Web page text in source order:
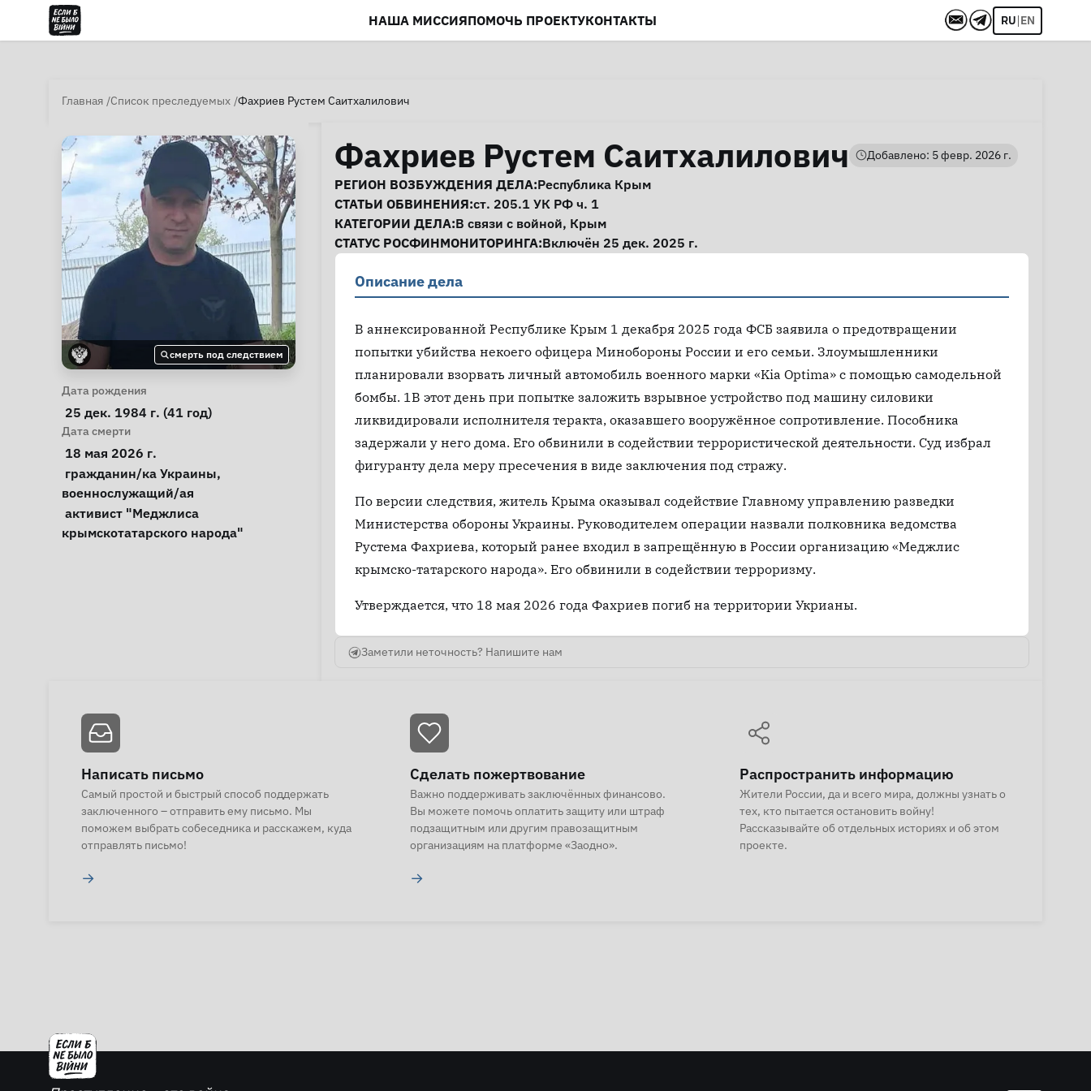
НАША МИССИЯПОМОЧЬ ПРОЕКТУКОНТАКТЫ RU|EN
Главная Список преследуемых Фахриев Рустем Саитхалилович
смерть под следствием
Личная информация
Дата рождения
25 дек. 1984 г. (41 год)
Дата смерти
18 мая 2026 г.
Особые обстоятельства
гражданин/ка Украины
военнослужащий/ая
Примечания
крымскотатарского народа"
Фахриев Рустем Саитхалилович Добавлено: 5 февр. 2026 г.
Информация о деле
РЕГИОН ВОЗБУЖДЕНИЯ ДЕЛА:Республика Крым
СТАТЬИ ОБВИНЕНИЯ:ст. 205.1 УК РФ ч. 1
КАТЕГОРИИ ДЕЛА:В связи с войной, Крым
СТАТУС РОСФИНМОНИТОРИНГА:Включён 25 дек. 2025 г.
Описание дела
В аннексированной Республике Крым 1 декабря 2025 года ФСБ заявила о предотвращении
попытки убийства некоего офицера Минобороны России и его семьи. Злоумышленники
планировали взорвать личный автомобиль военного марки «Kia Optima» с помощью самодельной
бомбы. 1В этот день при попытке заложить взрывное устройство под машину силовики
ликвидировали исполнителя теракта, оказавшего вооружённое сопротивление. Пособника
задержали у него дома. Его обвинили в содействии террористической деятельности. Суд избрал
фигуранту дела меру пресечения в виде заключения под стражу.
По версии следствия, житель Крыма оказывал содействие Главному управлению разведки
Министерства обороны Украины. Руководителем операции назвали полковника ведомства
Рустема Фахриева, который ранее входил в запрещённую в России организацию «Меджлис
крымско-татарского народа». Его обвинили в содействии терроризму.
Утверждается, что 18 мая 2026 года Фахриев погиб на территории Укрианы.
Заметили неточность? Напишите нам
Написать письмо
Самый простой и быстрый способ поддержать
заключенного – отправить ему письмо. Мы
поможем выбрать собеседника и расскажем, куда
отправлять письмо!
→
Сделать пожертвование
Важно поддерживать заключённых финансово.
Вы можете помочь оплатить защиту или штраф
подзащитным или другим правозащитным
организациям на платформе «Заодно».
→
Распространить информацию
Жители России, да и всего мира, должны узнать о
тех, кто пытается остановить войну!
Рассказывайте об отдельных историях и об этом
проекте.